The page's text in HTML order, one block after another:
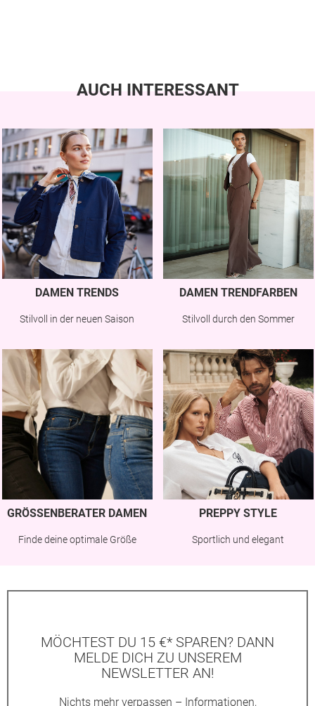
AUCH INTERESSANT
DAMEN TRENDS
Stilvoll in der neuen Saison
DAMEN TRENDFARBEN
Stilvoll durch den Sommer
GRÖSSENBERATER DAMEN
Finde deine optimale Größe
PREPPY STYLE
Sportlich und elegant
MÖCHTEST DU 15 €* SPAREN? DANN
MELDE DICH ZU UNSEREM
NEWSLETTER AN!
Nichts mehr verpassen – Informationen,